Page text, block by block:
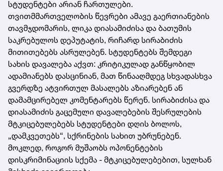
სტუდენტები არიან ჩართულები.
თვითმმართველობის წევრები ამავე გაერთიანების
თავმჯდომარის, ლიკა დიასამიძისა და ბათუმის
საკრებულოს დეპუტატის, რიჩარდ სირაბიძის
მითითებებს ასრულებენ. სტუდენტებს შემდეგი
სახის დავალება აქვთ: კრიტიკულად განწყობილ
ადამიანებს დასცინიან, მათ წინააღმდეგ სხვადასხვა
გვერდზე ატვირთულ მასალებს აზიარებენ ან
დამამცირებელ კომენტარებს წერენ. სირაბიძისა და
დიასამიძის გაცემული დავალებების შესრულების
მტკიცებულებებს სტუდენტები დღის ბოლოს,
„დამკვეთებს“, სქრინების სახით უბრუნებენ.
მოკლედ, როგორ მუშაობს ოპონენტების
დისკრიმინაციის სქემა - მტკიცებულებებით, სულხან